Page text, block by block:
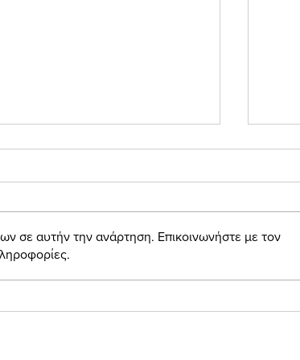
σε αυτήν την ανάρτηση. Επικοινωνήστε με τον